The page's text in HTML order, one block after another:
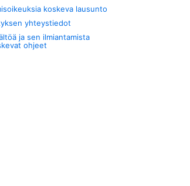
koskeva lausunto
yhteystiedot
ja sen ilmiantamista
ohjeet